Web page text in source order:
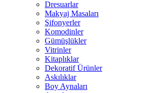
Dresuarlar
Makyaj Masaları
Şifonyerler
Komodinler
Gümüşlükler
Vitrinler
Kitaplıklar
Dekoratif Ürünler
Askılıklar
Boy Aynaları